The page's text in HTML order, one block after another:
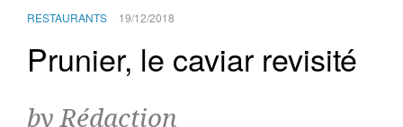
RESTAURANTS 19/12/2018
Prunier, le caviar revisité
by Rédaction